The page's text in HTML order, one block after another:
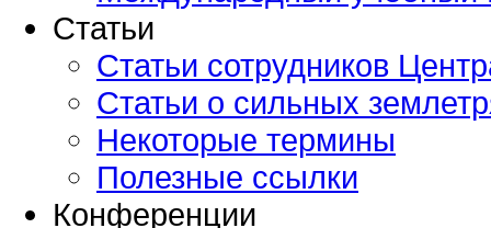
Статьи
Статьи сотрудников
Статьи о сильных
Некоторые термины
Полезные ссылки
Конференции